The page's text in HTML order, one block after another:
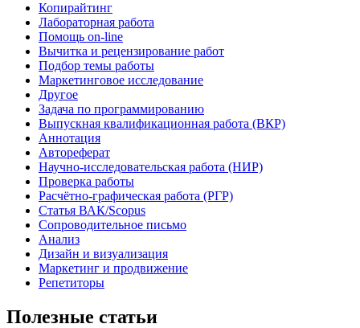
Копирайтинг
Лабораторная работа
Помощь on-line
Вычитка и рецензирование работ
Подбор темы работы
Маркетинговое исследование
Другое
Задача по программированию
Выпускная квалификационная работа (ВКР)
Аннотация
Автореферат
Научно-исследовательская работа (НИР)
Проверка работы
Расчётно-графическая работа (РГР)
Статья ВАК/Scopus
Сопроводительное письмо
Анализ
Дизайн и визуализация
Маркетинг и продвижение
Репетиторы
Полезные статьи